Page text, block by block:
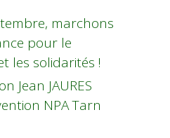
marchons
pour le
les solidarités !
Jean JAURES
NPA Tarn